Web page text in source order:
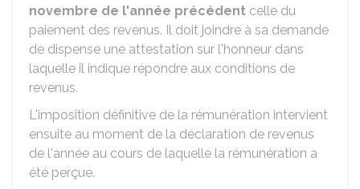
novembre de l'année précédent celle du
paiement des revenus. Il doit joindre à sa demande
de dispense une attestation sur l'honneur dans
laquelle il indique répondre aux conditions de
revenus.
L'imposition définitive de la rémunération intervient
ensuite au moment de la déclaration de revenus
de l'année au cours de laquelle la rémunération a
été perçue.